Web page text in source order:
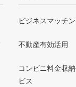
ビジネスマッチ
不動産有効活用
コンビニ料金収
ビス